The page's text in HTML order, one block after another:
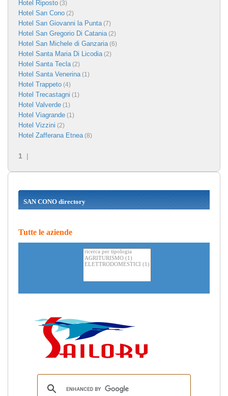
Hotel Riposto (3)
Hotel San Cono (2)
Hotel San Giovanni la Punta(7)
Hotel San Gregorio Di Catania(2)
Hotel San Michele di Ganzaria(6)
Hotel Santa Maria Di Licodia(2)
Hotel Santa Tecla(2)
Hotel Santa Venerina(1)
Hotel Trappeto (4)
Hotel Trecastagni (1)
Hotel Valverde (1)
Hotel Viagrande (1)
Hotel Vizzini (2)
Hotel Zafferana Etnea(8)
1 |
SAN CONO directory
Tutte le aziende